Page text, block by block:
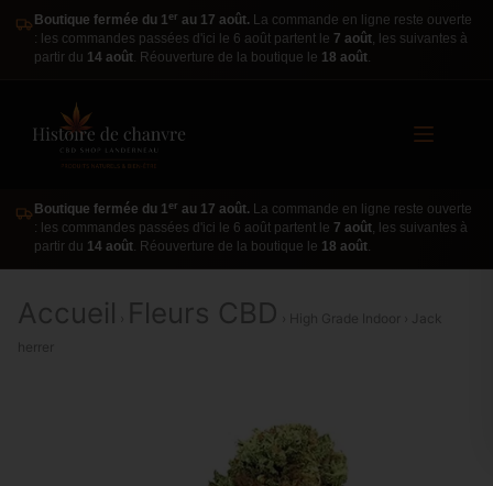
Boutique fermée du 1er au 17 août. La commande en ligne reste ouverte
: les commandes passées d'ici le 6 août partent le 7 août, les suivantes à
partir du 14 août. Réouverture de la boutique le 18 août.
Boutique fermée du 1er au 17 août. La commande en ligne reste ouverte
: les commandes passées d'ici le 6 août partent le 7 août, les suivantes à
partir du 14 août. Réouverture de la boutique le 18 août.
Accueil Fleurs CBD
› High Grade Indoor › Jack
herrer